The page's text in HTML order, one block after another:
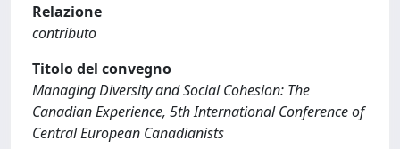
Relazione
contributo
Titolo del convegno
Managing Diversity and Social Cohesion: The
Canadian Experience, 5th International Conference of
Central European Canadianists